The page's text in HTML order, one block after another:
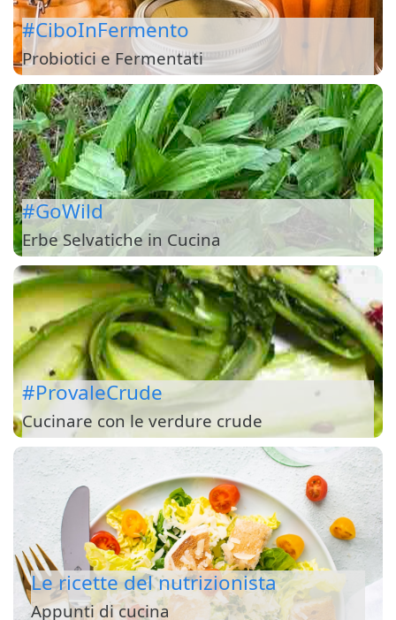
#CiboInFermento
Probiotici e Fermentati
#GoWild
Erbe Selvatiche in Cucina
#ProvaleCrude
Cucinare con le verdure crude
Le ricette del nutrizionista
Appunti di cucina